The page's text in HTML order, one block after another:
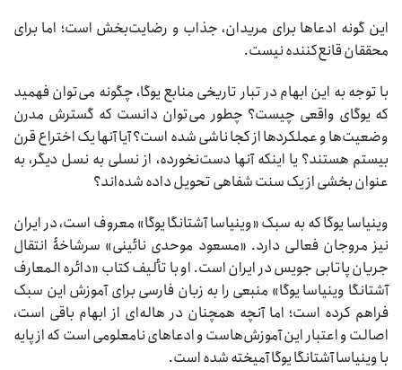
این گونه ادعاها برای مریدان، جذاب و رضایت‌بخش است؛ اما برای
محققان قانع‌کننده نیست.
با توجه به این ابهام در تبار تاریخی منابع یوگا، چگونه می‌توان فهمید
که یوگای واقعی چیست؟ چطور می‌توان دانست که گسترش مدرن
وضعیت‌ها و عملکردها از کجا ناشی شده است؟ آیا آنها یک اختراع قرن
بیستم هستند؟ یا اینکه آنها دست‌نخورده، از نسلی به نسل دیگر، به
عنوان بخشی از یک سنت شفاهی تحویل داده شده‌اند؟
وینیاسا یوگا که به سبک «وینیاسا آشتانگا یوگا» معروف است، در ایران
نیز مروجان فعالی دارد. «مسعود موحدی نائینی» سرشاخۀ انتقال
جریان پاتابی جویس در ایران است. او با تألیف کتاب «دائره المعارف
آشتانگا وینیاسا یوگا» منبعی را به زبان فارسی برای آموزش این سبک
فراهم کرده است؛ اما آنچه همچنان در هاله‌ای از ابهام باقی است،
اصالت و اعتبار این آموزش‌هاست و ادعاهای نامعلومی است که از پایه
با وینیاسا آشتانگا یوگا آمیخته شده است.